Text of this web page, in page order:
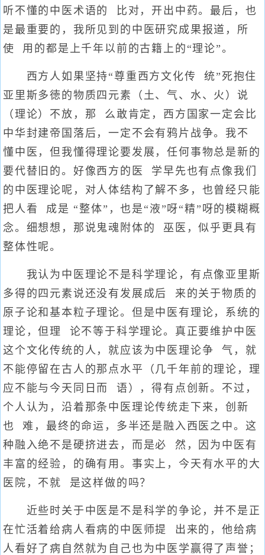
听不懂的中医术语的 比对，开出中药。最后，也
是最重要的，我所见到的中医研究成果报道，所
使 用的都是上千年以前的古籍上的“理论”。
西方人如果坚持“尊重西方文化传 统”死抱住
亚里斯多徳的物质四元素（土、气、水、火）说
（理论）不放，那 么敢肯定，西方国家一定会比
中华封建帝国落后，一定不会有鸦片战争。我不
懂中医，但我懂得理论要发展，任何事物总是新的
要代替旧的。好像西方的医 学早先也有点像我们
的中医理论呢，对人体结构了解不多，也曾经只能
把人看 成是 “整体”，也是“液”呀“精”呀的模糊概
念。细想想，那说鬼魂附体的 巫医，似乎更具有
整体性呢。
我认为中医理论不是科学理论，有点像亚里斯
多得的四元素说还没有发展成后 来的关于物质的
原子论和基本粒子理论。但是中医有理论，系统的
理论，但理 论不等于科学理论。真正要维护中医
这个文化传统的人，就应该为中医理论争 气，就
不能停留在古人的那点水平（几千年前的理论，理
应不能与今天同日而 语），得有点创新。不过，
个人认为，沿着那条中医理论传统走下来，创新
也 难，最终的命运，多半还是融入西医之中。这
种融入绝不是硬挤进去，而是必 然，因为中医有
丰富的经验，的确有用。事实上，今天有水平的大
医院，不就 是这样做的吗？
近些时关于中医是不是科学的争论，并不是正
在忙活着给病人看病的中医师提 出来的，他给病
人看好了病自然就为自己也为中医学赢得了声誉；